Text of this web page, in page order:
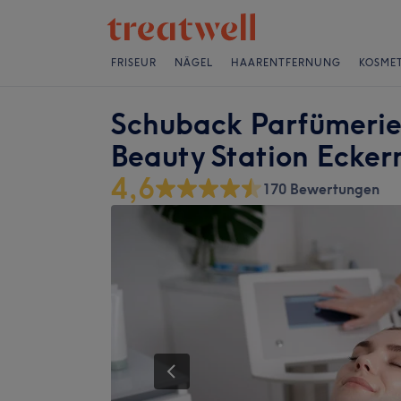
FRISEUR NÄGEL HAARENTFERNUNG
Schuback
Beauty Station
4,6 170 Bewertungen